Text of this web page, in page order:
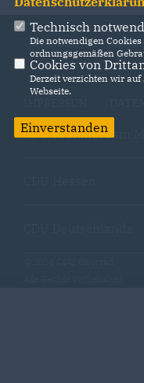
Unser Oberrad - Unser
CDU Frankfurt am
Technisch
Die notwendigen
ordnungsgemäßen
Cookies von
Derzeit verzichten wir
Webseite.
Einverstanden